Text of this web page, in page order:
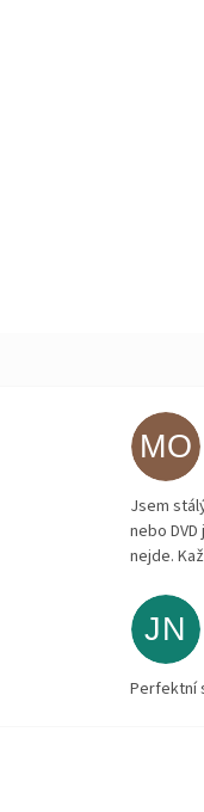
MO
Jsem
nebo
nejde.
JN
Perfektní